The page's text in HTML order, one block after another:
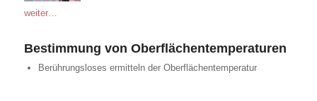
weiter…
Bestimmung von Oberflächentemperaturen
Berührungsloses ermitteln der Oberflächentemperatur